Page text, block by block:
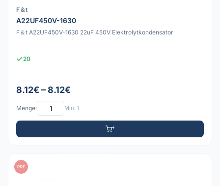
F＆t
A22UF450V-1630
F＆t A22UF450V-1630 22uF 450V Elektrolytkondensator
20
8.12€ – 8.12€
Menge: Min: 1
PDF